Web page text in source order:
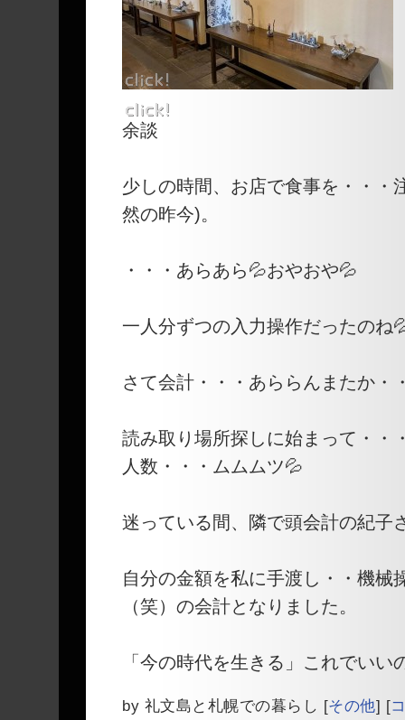
余談
少しの時間、お店で食事を・・・
然の昨今)。
・・・あらあら💦おやおや💦
一人分ずつの入力操作だったのね
さて会計・・・あららんまたか・
読み取り場所探しに始まって・・
人数・・・ムムムツ💦
迷っている間、隣で頭会計の紀子
自分の金額を私に手渡し・・機械
（笑）の会計となりました。
「今の時代を生きる」これでいい
by 礼文島と札幌での暮らし [その他] [